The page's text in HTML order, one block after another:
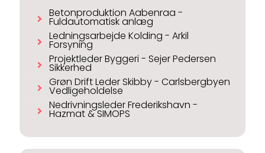
Betonproduktion Aabenraa -
Fuldautomatisk anlæg
Ledningsarbejde Kolding - Arkil
Forsyning
Projektleder Byggeri - Sejer Pedersen
Sikkerhed
Grøn Drift Leder Skibby - Carlsbergbyen
Vedligeholdelse
Nedrivningsleder Frederikshavn -
Hazmat & SIMOPS